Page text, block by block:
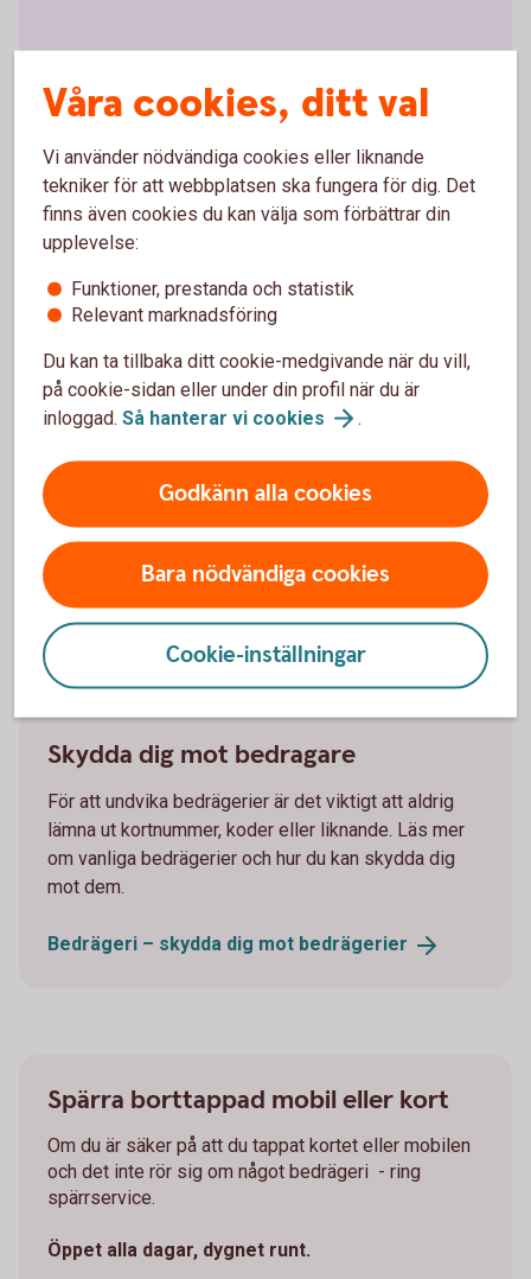
Använde du företagets dator
eller mobil när du drabbades?
Drabbades du av bedrägeriet när du använde
företagsdatorn- eller mobilen? Då är det inte bara du
som kan råka illa ut, utan även företaget:
Företaget kan drabbas ekonomiskt.
Datorn eller telefonen kan bli förstörd eller låst.
Känslig företagsinformation kan gå förlorad.
Tänk på att:
Kontakta banken omgående om pengar försvunnit.
genomföra de åtgärder som behövs.
Alltid polisanmäla!
Tips!
Skydda dig mot bedragare
För att undvika bedrägerier är det viktigt att aldrig
lämna ut kortnummer, koder eller liknande. Läs mer
om vanliga bedrägerier och hur du kan skydda dig
mot dem.
Bedrägeri – skydda dig mot bedrägerier
Spärra borttappad mobil eller kort
Om du är säker på att du tappat kortet eller mobilen
och det inte rör sig om något bedrägeri - ring
spärrservice.
Öppet alla dagar, dygnet runt.
Våra cookies, ditt val
Vi använder nödvändiga cookies eller liknande
tekniker för att webbplatsen ska fungera för dig. Det
finns även cookies du kan välja som förbättrar din
upplevelse:
Funktioner, prestanda och statistik
Relevant marknadsföring
Du kan ta tillbaka ditt cookie-medgivande när du vill,
på cookie-sidan eller under din profil när du är
inloggad. Så hanterar vi cookies .
Godkänn alla cookies
Bara nödvändiga cookies
Cookie-inställningar